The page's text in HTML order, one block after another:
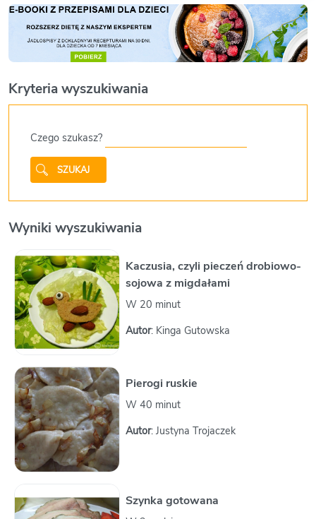
Kryteria wyszukiwania
Czego szukasz?
SZUKAJ
Wyniki wyszukiwania
Kaczusia, czyli pieczeń drobiowo-
sojowa z migdałami
W 20 minut
Autor: Kinga Gutowska
Pierogi ruskie
W 40 minut
Autor: Justyna Trojaczek
Szynka gotowana